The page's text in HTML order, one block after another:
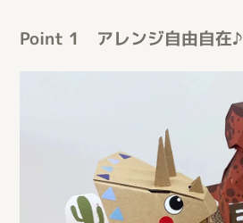
Point 1 アレンジ自由自在♪